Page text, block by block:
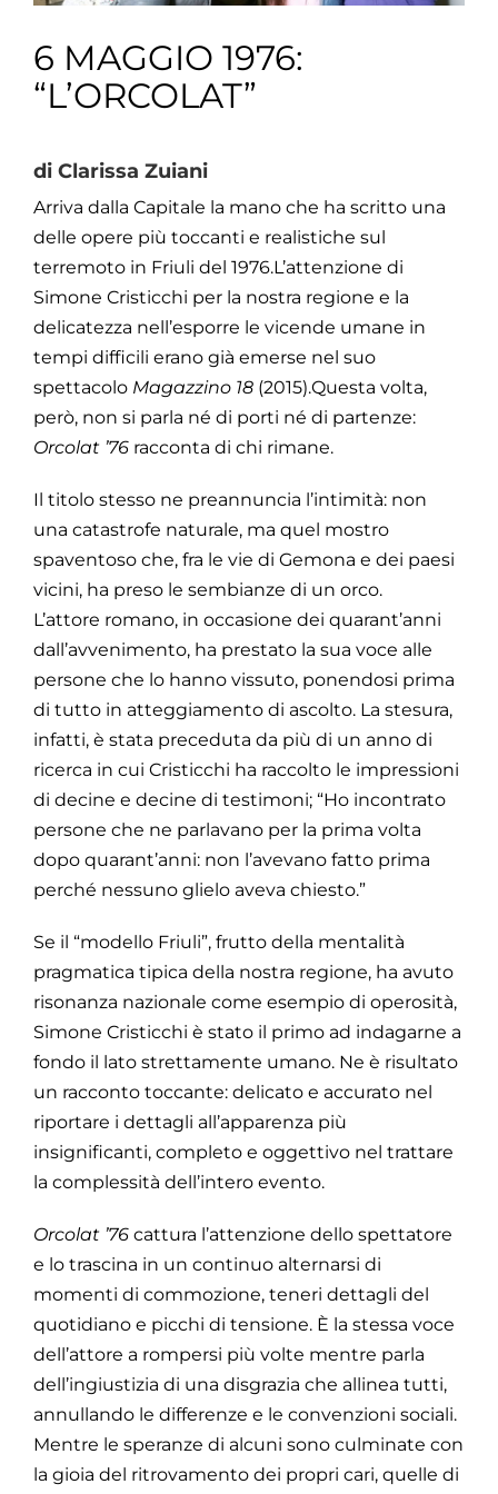
6 MAGGIO 1976:
“L’ORCOLAT”
di Clarissa Zuiani
Arriva dalla Capitale la mano che ha scritto una
delle opere più toccanti e realistiche sul
terremoto in Friuli del 1976.L’attenzione di
Simone Cristicchi per la nostra regione e la
delicatezza nell’esporre le vicende umane in
tempi difficili erano già emerse nel suo
spettacolo Magazzino 18 (2015).Questa volta,
però, non si parla né di porti né di partenze:
Orcolat ’76 racconta di chi rimane.
Il titolo stesso ne preannuncia l’intimità: non
una catastrofe naturale, ma quel mostro
spaventoso che, fra le vie di Gemona e dei paesi
vicini, ha preso le sembianze di un orco.
L’attore romano, in occasione dei quarant’anni
dall’avvenimento, ha prestato la sua voce alle
persone che lo hanno vissuto, ponendosi prima
di tutto in atteggiamento di ascolto. La stesura,
infatti, è stata preceduta da più di un anno di
ricerca in cui Cristicchi ha raccolto le impressioni
di decine e decine di testimoni; “Ho incontrato
persone che ne parlavano per la prima volta
dopo quarant’anni: non l’avevano fatto prima
perché nessuno glielo aveva chiesto.”
Se il “modello Friuli”, frutto della mentalità
pragmatica tipica della nostra regione, ha avuto
risonanza nazionale come esempio di operosità,
Simone Cristicchi è stato il primo ad indagarne a
fondo il lato strettamente umano. Ne è risultato
un racconto toccante: delicato e accurato nel
riportare i dettagli all’apparenza più
insignificanti, completo e oggettivo nel trattare
la complessità dell’intero evento.
Orcolat ’76 cattura l’attenzione dello spettatore
e lo trascina in un continuo alternarsi di
momenti di commozione, teneri dettagli del
quotidiano e picchi di tensione. È la stessa voce
dell’attore a rompersi più volte mentre parla
dell’ingiustizia di una disgrazia che allinea tutti,
annullando le differenze e le convenzioni sociali.
Mentre le speranze di alcuni sono culminate con
la gioia del ritrovamento dei propri cari, quelle di